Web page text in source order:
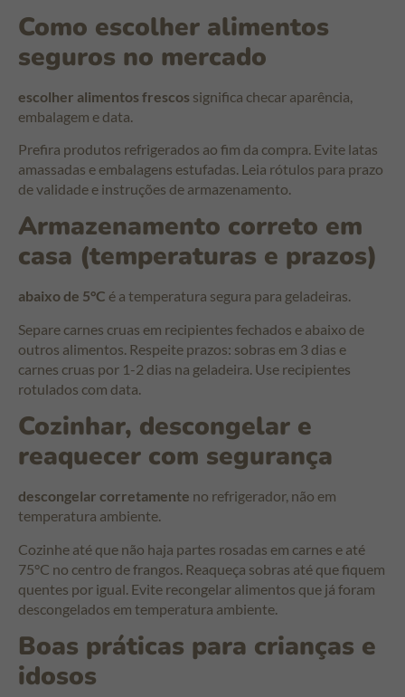
Como escolher alimentos
seguros no mercado
escolher alimentos frescos significa checar aparência,
embalagem e data.
Prefira produtos refrigerados ao fim da compra. Evite latas
amassadas e embalagens estufadas. Leia rótulos para prazo
de validade e instruções de armazenamento.
Armazenamento correto em
casa (temperaturas e prazos)
abaixo de 5°C é a temperatura segura para geladeiras.
Separe carnes cruas em recipientes fechados e abaixo de
outros alimentos. Respeite prazos: sobras em 3 dias e
carnes cruas por 1-2 dias na geladeira. Use recipientes
rotulados com data.
Cozinhar, descongelar e
reaquecer com segurança
descongelar corretamente no refrigerador, não em
temperatura ambiente.
Cozinhe até que não haja partes rosadas em carnes e até
75°C no centro de frangos. Reaqueça sobras até que fiquem
quentes por igual. Evite recongelar alimentos que já foram
descongelados em temperatura ambiente.
Boas práticas para crianças e
idosos